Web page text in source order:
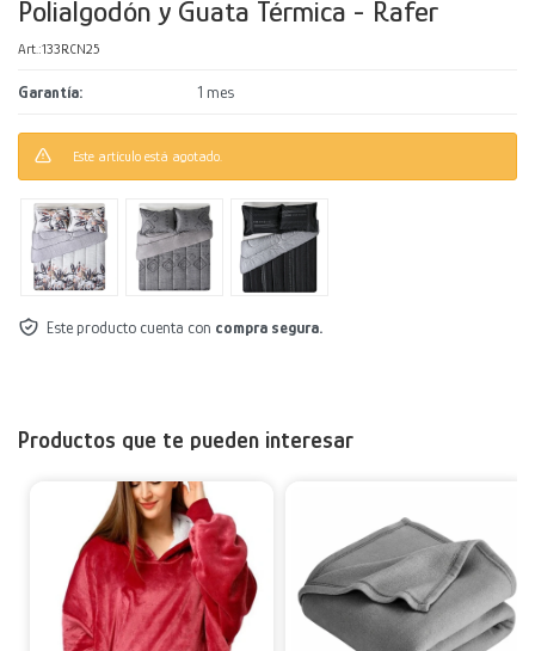
Polialgodón y Guata Térmica - Rafer
133RCN25
Garantía 1 mes
Este artículo está agotado.
Este producto cuenta con compra segura.
Productos que te pueden interesar
Mesas
Calefactores
Acolchados y Frazadas
Fundas
Decoración
Accesorios para el hogar
Herramientas
Accesorios
Muebles Infantiles